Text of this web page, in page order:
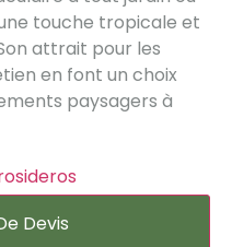
touche tropicale et
attrait pour les
en font un choix
paysagers à
Devis